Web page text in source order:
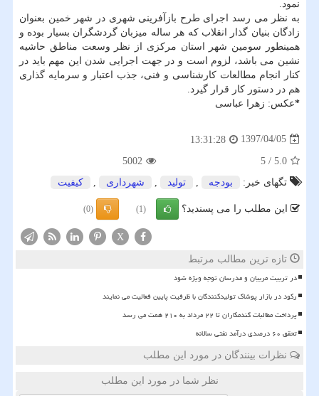
نمود.
به نظر می رسد اجرای طرح بازآفرینی شهری در شهر خمین بعنوان
زادگان بنیان گذار انقلاب كه هر ساله میزبان گردشگران بسیار بوده و
همینطور سومین شهر استان مركزی از نظر وسعت مناطق حاشیه
نشین می باشد، لزوم است و در جهت اجرایی شدن این مهم باید در
كنار انجام مطالعات كارشناسی و فنی، جذب اعتبار و سرمایه گذاری
هم در دستور كار قرار گیرد.
*عكس: زهرا عباسی
1397/04/05
13:31:28
5.0
/
5
5002
تگهای خبر:
بودجه , تولید , شهرداری , كیفیت
این مطلب را می پسندید؟ (1)
(0)
X
تازه ترین مطالب مرتبط
در تربیت مربیان و مدرسان توجه ویژه شود
رکود در بازار پوشاک تولیدکنندگان با ظرفیت پایین فعالیت می نمایند
پرداخت مطالبات گندمکاران تا ۲۲ مرداد به ۲۱۰ همت می رسد
تحقق ۶۰ درصدی درآمد نفتی سالانه
نظرات بینندگان در مورد این مطلب
نظر شما در مورد این مطلب